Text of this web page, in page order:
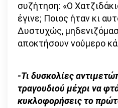
συζήτηση: «Ο
έγινε; Ποιος ήταν κι
Δυστυχώς,
αποκτήσουν νούμερο
-Τι δυσκολίες
τραγουδιού μέχρι να
κυκλοφορήσεις το